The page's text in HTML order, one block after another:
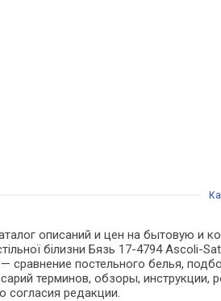
описаний и цен на бытовую и
білизни Бязь 17-4794
сравнение постельного белья,
терминов, обзоры, инструкции,
согласия редакции.